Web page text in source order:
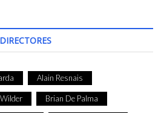
DIRECTORES
Alain Resnais
Brian De Palma